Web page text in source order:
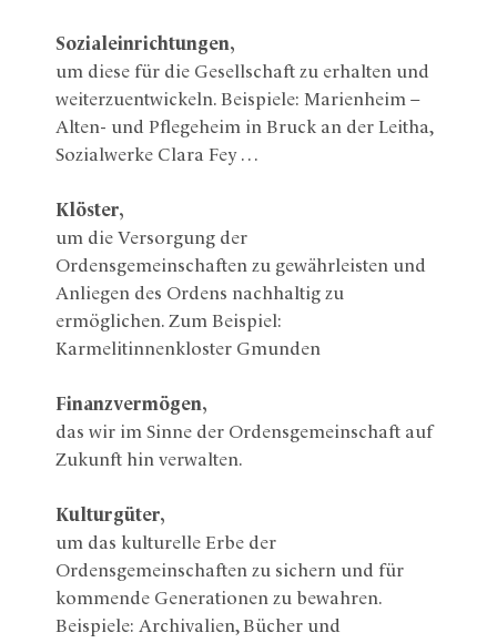
Sozialeinrichtungen,
um diese für die Gesellschaft zu erhalten und
weiterzuentwickeln. Beispiele: Marienheim –
Alten- und Pflegeheim in Bruck an der Leitha,
Sozialwerke Clara Fey …
Klöster,
um die Versorgung der
Ordensgemeinschaften zu gewährleisten und
Anliegen des Ordens nachhaltig zu
ermöglichen. Zum Beispiel:
Karmelitinnenkloster Gmunden
Finanzvermögen,
das wir im Sinne der Ordensgemeinschaft auf
Zukunft hin verwalten.
Kulturgüter,
um das kulturelle Erbe der
Ordensgemeinschaften zu sichern und für
kommende Generationen zu bewahren.
Beispiele: Archivalien, Bücher und